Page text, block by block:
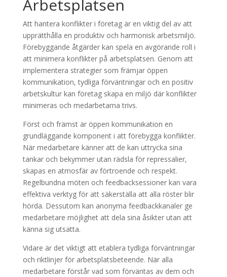
Arbetsplatsen
Att hantera konflikter i företag är en viktig del av att
upprätthålla en produktiv och harmonisk arbetsmiljö.
Förebyggande åtgärder kan spela en avgörande roll i
att minimera konflikter på arbetsplatsen. Genom att
implementera strategier som främjar öppen
kommunikation, tydliga förväntningar och en positiv
arbetskultur kan företag skapa en miljö där konflikter
minimeras och medarbetarna trivs.
Först och främst är öppen kommunikation en
grundläggande komponent i att förebygga konflikter.
När medarbetare känner att de kan uttrycka sina
tankar och bekymmer utan rädsla för repressalier,
skapas en atmosfär av förtroende och respekt.
Regelbundna möten och feedbacksessioner kan vara
effektiva verktyg för att säkerställa att alla röster blir
hörda. Dessutom kan anonyma feedbackkanaler ge
medarbetare möjlighet att dela sina åsikter utan att
känna sig utsatta.
Vidare är det viktigt att etablera tydliga förväntningar
och riktlinjer för arbetsplatsbeteende. När alla
medarbetare förstår vad som förväntas av dem och